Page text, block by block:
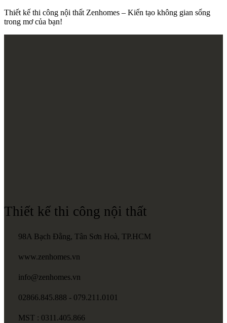
Thiết kế thi công nội thất Zenhomes – Kiến tạo không gian sống
trong mơ của bạn!
Thiết kế thi công nội thất
98A Bạch Đằng, Tân Sơn Hoà, TP.HCM
www.zenhomes.vn
info@zenhomes.vn
02866.845.888 - 079.211.0101
MST : 0311.405.866